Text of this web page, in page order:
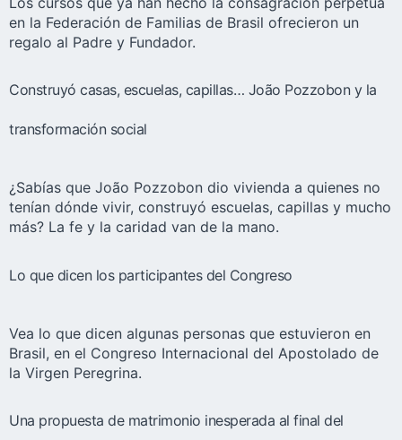
en la Federación de Familias de Brasil ofrecieron un
regalo al Padre y Fundador.
Construyó casas, escuelas, capillas… João Pozzobon y la
transformación social
¿Sabías que João Pozzobon dio vivienda a quienes no
tenían dónde vivir, construyó escuelas, capillas y mucho
más? La fe y la caridad van de la mano.
Lo que dicen los participantes del Congreso
Vea lo que dicen algunas personas que estuvieron en
Brasil, en el Congreso Internacional del Apostolado de
la Virgen Peregrina.
Una propuesta de matrimonio inesperada al final del